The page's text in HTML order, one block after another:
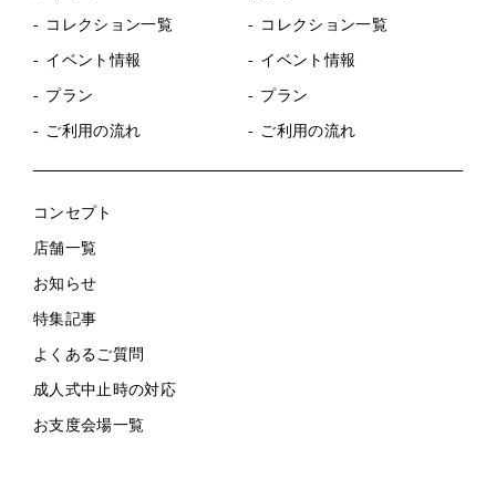
コレクション一覧
イベント情報
プラン
ご利用の流れ
コレクション一覧
イベント情報
プラン
ご利用の流れ
コンセプト
店舗一覧
お知らせ
特集記事
よくあるご質問
成人式中止時の対応
お支度会場一覧